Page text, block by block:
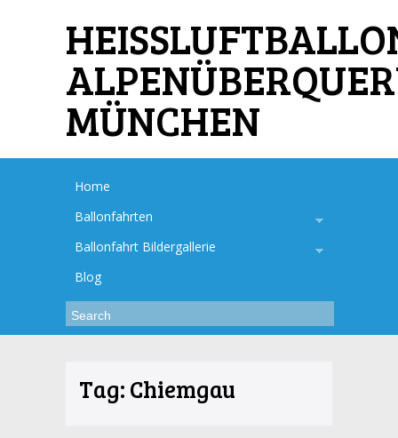
MÜNCHEN
Home
Ballonfahrten
Ballonfahrt Bildergallerie
Blog
Tag: Chiemgau